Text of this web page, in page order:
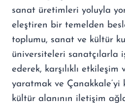
sanat üretimleri yoluyla
eleştiren bir temelden
toplumu, sanat ve kültür
üniversiteleri sanatçılarla
ederek, karşılıklı
yaratmak ve Çanakkale’yi
kültür alanının iletişim